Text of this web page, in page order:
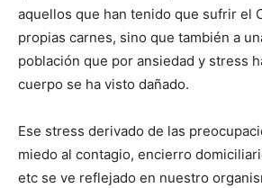
aquellos que han tenido que sufrir el
propias carnes, sino que también a
población que por ansiedad y stress
cuerpo se ha visto dañado.
Ese stress derivado de las
miedo al contagio, encierro
etc se ve reflejado en nuestro